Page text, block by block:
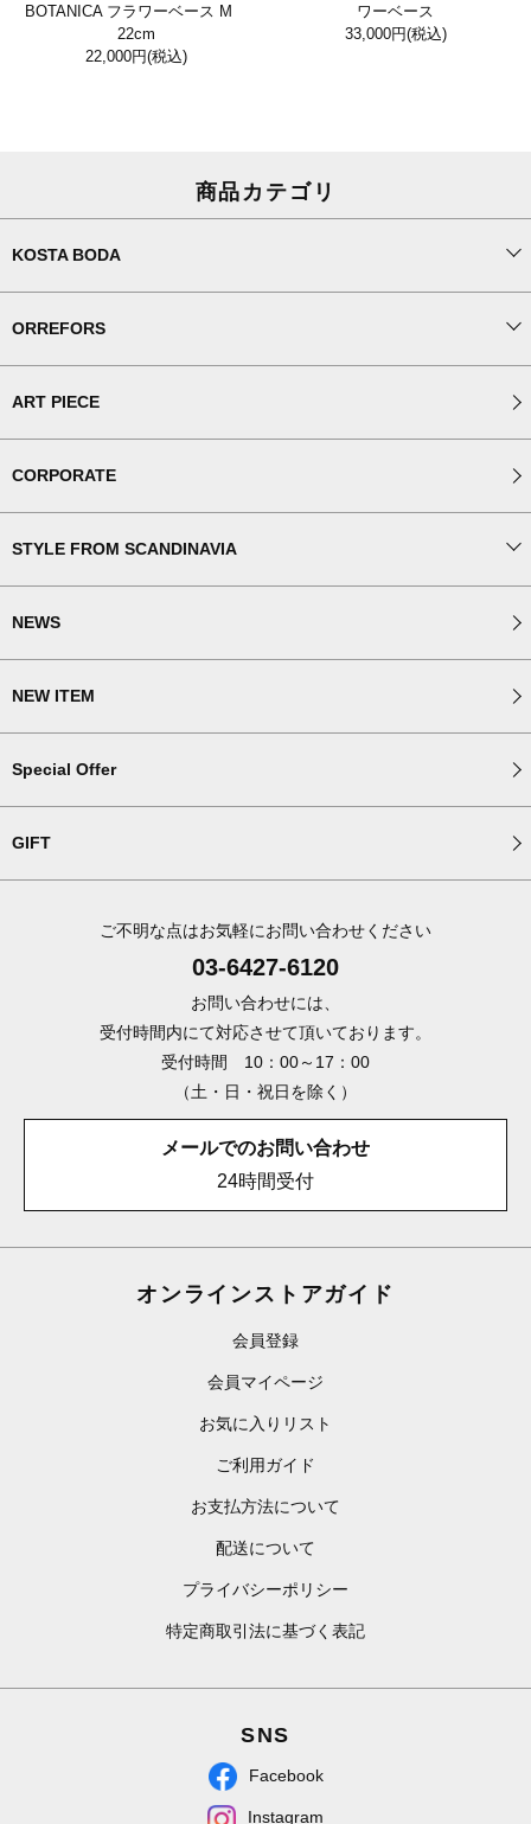
BOTANICA フラワーベース M
22cm
22,000円(税込)
ワーベース
33,000円(税込)
商品カテゴリ
KOSTA BODA
ORREFORS
ART PIECE
CORPORATE
STYLE FROM SCANDINAVIA
NEWS
NEW ITEM
Special Offer
GIFT
ご不明な点はお気軽にお問い合わせください
03-6427-6120
お問い合わせには、
受付時間内にて対応させて頂いております。
受付時間 10：00～17：00
（土・日・祝日を除く）
メールでのお問い合わせ
24時間受付
オンラインストアガイド
会員登録
会員マイページ
お気に入りリスト
ご利用ガイド
お支払方法について
配送について
プライバシーポリシー
特定商取引法に基づく表記
SNS
Facebook
Instagram